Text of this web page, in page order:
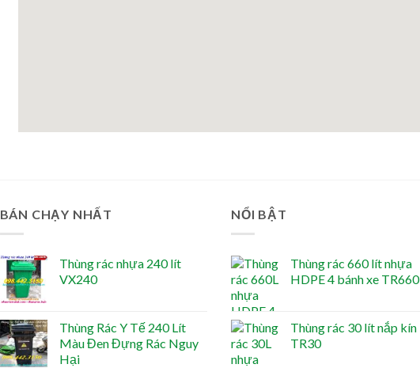
BÁN CHẠY NHẤT
Thùng rác nhựa 240 lít
VX240
Thùng Rác Y Tế 240 Lít
Màu Đen Đựng Rác Nguy
Hại
NỔI BẬT
Thùng rác 660 lít nhựa
HDPE 4 bánh xe TR660
Thùng rác 30 lít nắp kín
TR30